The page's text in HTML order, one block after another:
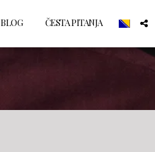
BLOG ČESTA PITANJA